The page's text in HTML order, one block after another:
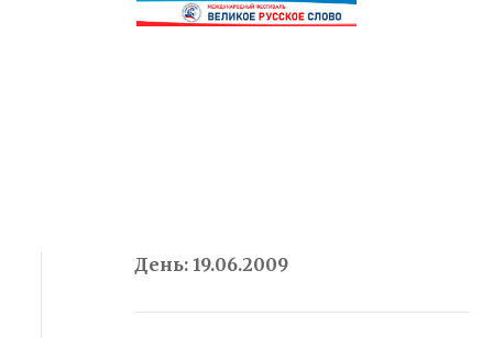
День:19.06.2009